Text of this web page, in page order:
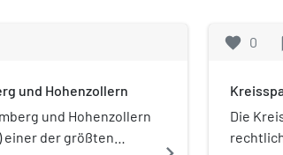
und Hohenzollern
und Hohenzollern
einer der größten
favorite 0
Die